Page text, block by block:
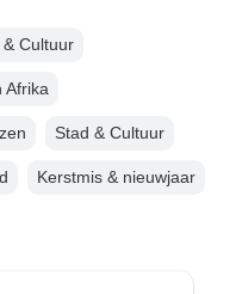
Cultuur
Afrika
Stad & Cultuur
Kerstmis & nieuwjaar